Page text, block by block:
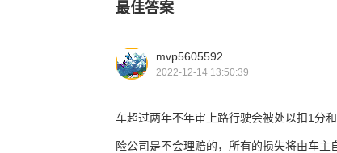
最佳答案
mvp5605592
2022-12-14 13:50:39
车超过两年不年审上路行驶会被处以扣1分
险公司是不会理赔的，所有的损失将由车主